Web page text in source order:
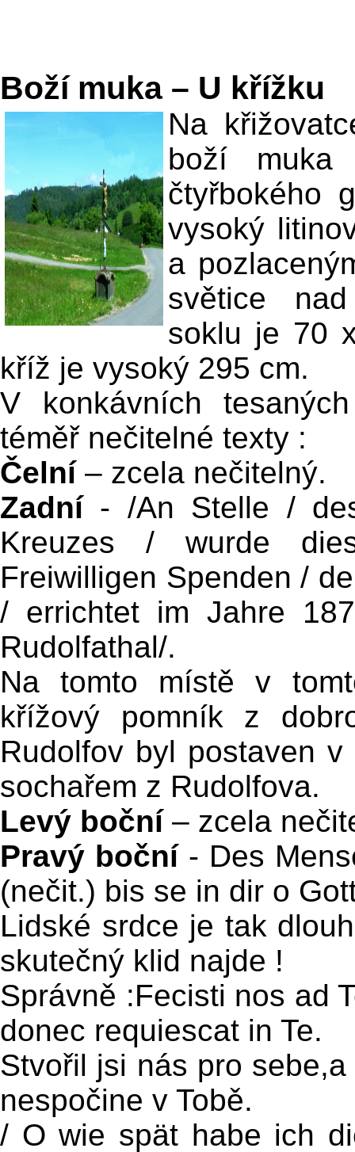
Boží muka – U křížku
Na
boží
čtyřbokého
vysoký
a
světice
soklu je 70
kříž je vysoký 295 cm.
V konkávních
téměř nečitelné texty :
Čelní– zcela nečitelný.
Zadní- /An Stelle /
Kreuzes / wurde
Freiwilligen Spenden /
/ errichtet im Jahre
Rudolfathal/.
Na tomto místě v
křížový pomník z
Rudolfov byl postaven
sochařem z Rudolfova.
Levý boční– zcela
Pravý boční- Des
(nečit.) bis se in dir o
Lidské srdce je tak
skutečný klid najde !
Správně :Fecisti nos ad
donec requiescat in Te.
Stvořil jsi nás pro
nespočine v Tobě.
/ O wie spät habe ich